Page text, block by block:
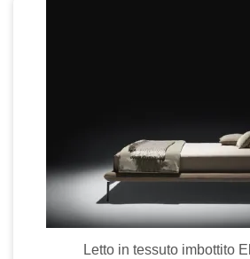
Letto in tessuto imbottito